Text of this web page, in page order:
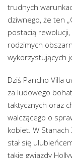
trudnych
dziwnego, że ten
postacią
rodzimych
wykorzystujących
Dziś Pancho Villa
za ludowego
taktycznych oraz
walczącego o
kobiet. W
stał się
takie gwiazdy